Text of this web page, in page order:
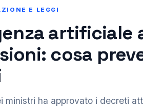
E LEGGI
artificiale
cosa
ministri ha approvato i decreti